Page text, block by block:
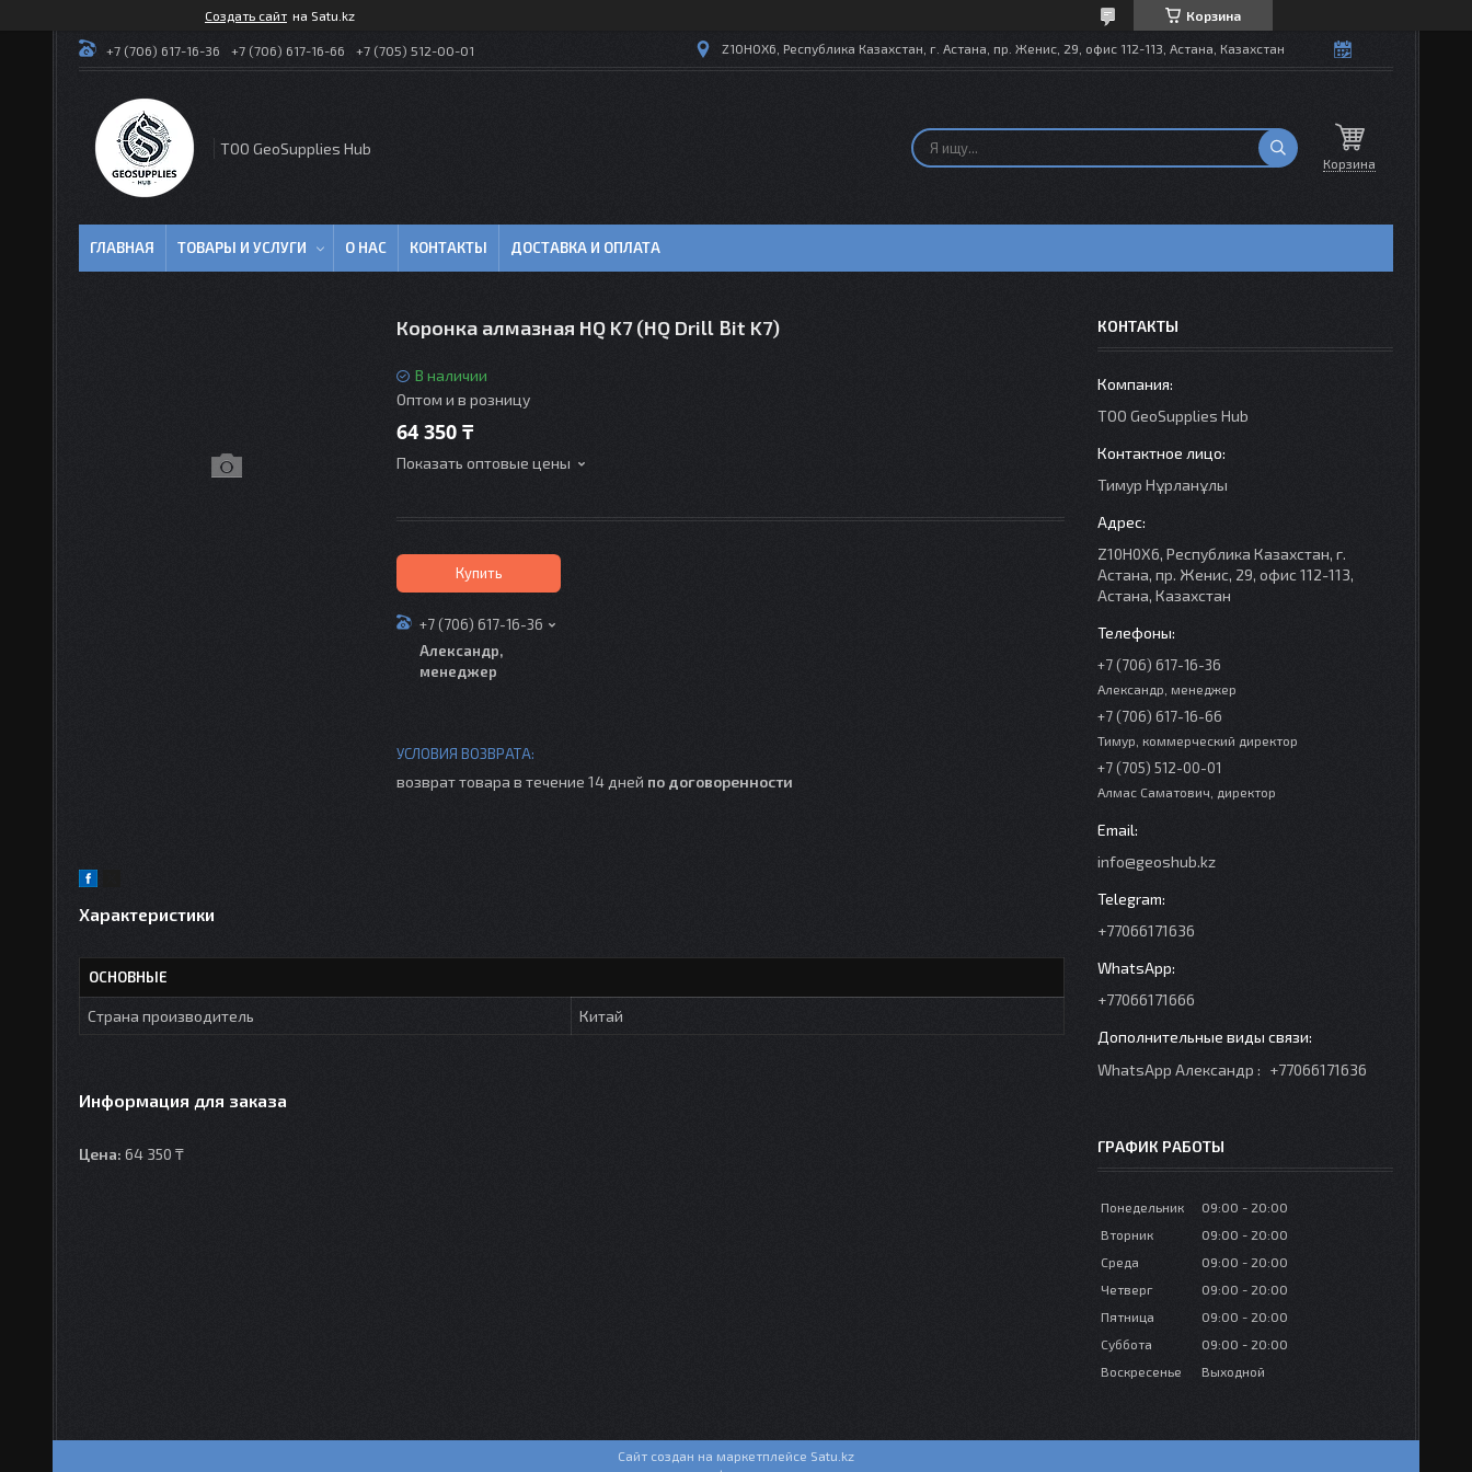
Создать сайт на Satu.kz Корзина
+7 (706) 617-16-36 +7 (706) 617-16-66 +7 (705) 512-00-01 Z10H0X6, Республика Казахстан, г. Астана, пр. Женис, 29, офис 112-113, Астана, Казахстан
TOO GeoSupplies Hub
Корзина
ГЛАВНАЯ ТОВАРЫ И УСЛУГИ О НАС КОНТАКТЫ ДОСТАВКА И ОПЛАТА
Коронка алмазная HQ K7 (HQ Drill Bit K7)
В наличии
Оптом и в розницу
64 350 ₸
Показать оптовые цены
Купить
+7 (706) 617-16-36
Александр,
менеджер
возврат товара в течение 14 дней по договоренности
Характеристики
ОСНОВНЫЕ
Страна производитель Китай
Информация для заказа
Цена: 64 350 ₸
КОНТАКТЫ
TOO GeoSupplies Hub
Тимур Нұрланұлы
Z10H0X6, Республика Казахстан, г.
Астана, пр. Женис, 29, офис 112-113,
Астана, Казахстан
+7 (706) 617-16-36
Александр, менеджер
+7 (706) 617-16-66
Тимур, коммерческий директор
+7 (705) 512-00-01
Алмас Саматович, директор
info@geoshub.kz
+77066171636
+77066171666
WhatsApp Александр +77066171636
ГРАФИК РАБОТЫ
Понедельник 09:00
20:00
Вторник
09:00
20:00
Среда
09:00
20:00
Четверг
09:00
20:00
Пятница
09:00
20:00
Суббота
09:00
20:00
Воскресенье
Выходной
Сайт создан на маркетплейсе Satu.kz